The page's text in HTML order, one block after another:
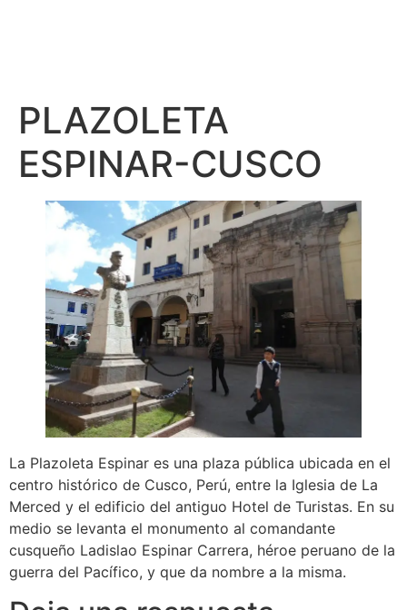
PLAZOLETA
ESPINAR-CUSCO
La Plazoleta Espinar es una plaza pública ubicada en el
centro histórico de Cusco, Perú, entre la Iglesia de La
Merced y el edificio del antiguo Hotel de Turistas. En su
medio se levanta el monumento al comandante
cusqueño Ladislao Espinar Carrera, héroe peruano de la
guerra del Pacífico, y que da nombre a la misma.